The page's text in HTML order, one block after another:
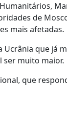
de
mais afetadas.
que já
ser muito maior.
que